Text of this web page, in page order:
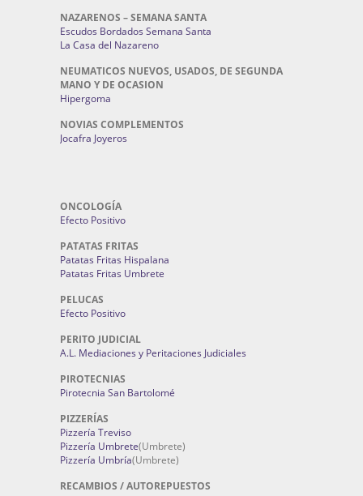
NAZARENOS – SEMANA SANTA
Escudos Bordados Semana Santa
La Casa del Nazareno
NEUMATICOS NUEVOS, USADOS, DE SEGUNDA
MANO Y DE OCASION
Hipergoma
NOVIAS COMPLEMENTOS
Jocafra Joyeros
ONCOLOGÍA
Efecto Positivo
PATATAS FRITAS
Patatas Fritas Hispalana
Patatas Fritas Umbrete
PELUCAS
Efecto Positivo
PERITO JUDICIAL
A.L. Mediaciones y Peritaciones Judiciales
PIROTECNIAS
Pirotecnia San Bartolomé
PIZZERÍAS
Pizzería Treviso
Pizzería Umbrete(Umbrete)
Pizzería Umbría(Umbrete)
RECAMBIOS / AUTOREPUESTOS